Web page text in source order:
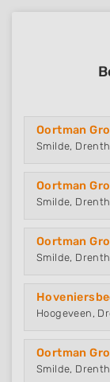
Oortman
Smilde,
Oortman
Smilde,
Oortman
Smilde,
Hoogeveen,
Oortman
Smilde,